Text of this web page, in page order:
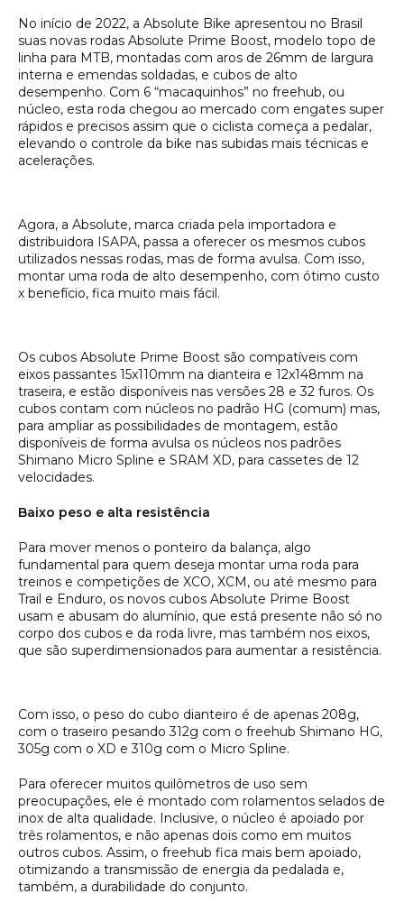
No início de 2022, a Absolute Bike apresentou no Brasil
suas novas rodas Absolute Prime Boost, modelo topo de
linha para MTB, montadas com aros de 26mm de largura
interna e emendas soldadas, e cubos de alto
desempenho. Com 6 “macaquinhos” no freehub, ou
núcleo, esta roda chegou ao mercado com engates super
rápidos e precisos assim que o ciclista começa a pedalar,
elevando o controle da bike nas subidas mais técnicas e
acelerações.
Agora, a Absolute, marca criada pela importadora e
distribuidora ISAPA, passa a oferecer os mesmos cubos
utilizados nessas rodas, mas de forma avulsa. Com isso,
montar uma roda de alto desempenho, com ótimo custo
x benefício, fica muito mais fácil.
Os cubos Absolute Prime Boost são compatíveis com
eixos passantes 15x110mm na dianteira e 12x148mm na
traseira, e estão disponíveis nas versões 28 e 32 furos. Os
cubos contam com núcleos no padrão HG (comum) mas,
para ampliar as possibilidades de montagem, estão
disponíveis de forma avulsa os núcleos nos padrões
Shimano Micro Spline e SRAM XD, para cassetes de 12
velocidades.
Baixo peso e alta resistência
Para mover menos o ponteiro da balança, algo
fundamental para quem deseja montar uma roda para
treinos e competições de XCO, XCM, ou até mesmo para
Trail e Enduro, os novos cubos Absolute Prime Boost
usam e abusam do alumínio, que está presente não só no
corpo dos cubos e da roda livre, mas também nos eixos,
que são superdimensionados para aumentar a resistência.
Com isso, o peso do cubo dianteiro é de apenas 208g,
com o traseiro pesando 312g com o freehub Shimano HG,
305g com o XD e 310g com o Micro Spline.
Para oferecer muitos quilômetros de uso sem
preocupações, ele é montado com rolamentos selados de
inox de alta qualidade. Inclusive, o núcleo é apoiado por
três rolamentos, e não apenas dois como em muitos
outros cubos. Assim, o freehub fica mais bem apoiado,
otimizando a transmissão de energia da pedalada e,
também, a durabilidade do conjunto.